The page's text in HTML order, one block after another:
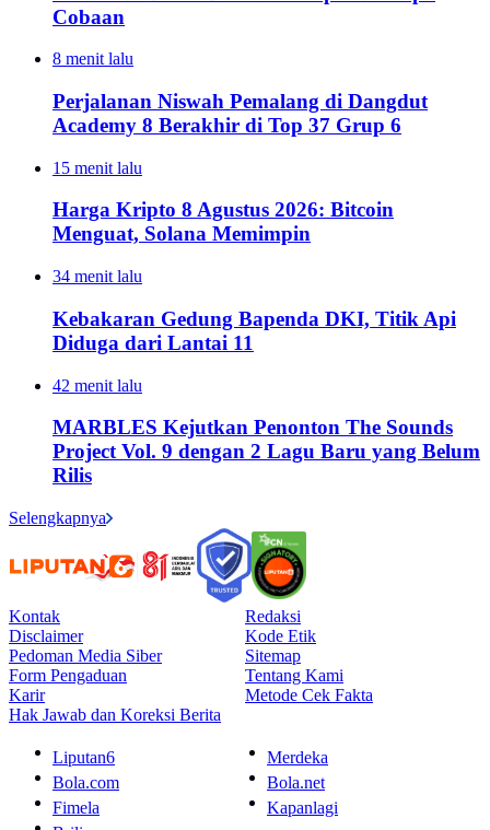
Cobaan
8 menit lalu
Perjalanan Niswah Pemalang di Dangdut
Academy 8 Berakhir di Top 37 Grup 6
15 menit lalu
Harga Kripto 8 Agustus 2026: Bitcoin
Menguat, Solana Memimpin
34 menit lalu
Kebakaran Gedung Bapenda DKI, Titik Api
Diduga dari Lantai 11
42 menit lalu
MARBLES Kejutkan Penonton The Sounds
Project Vol. 9 dengan 2 Lagu Baru yang Belum
Rilis
Selengkapnya
Kontak
Redaksi
Disclaimer
Kode Etik
Pedoman Media Siber
Sitemap
Form Pengaduan
Tentang Kami
Karir
Metode Cek Fakta
Hak Jawab dan Koreksi Berita
Liputan6
Merdeka
Bola.com
Bola.net
Fimela
Kapanlagi